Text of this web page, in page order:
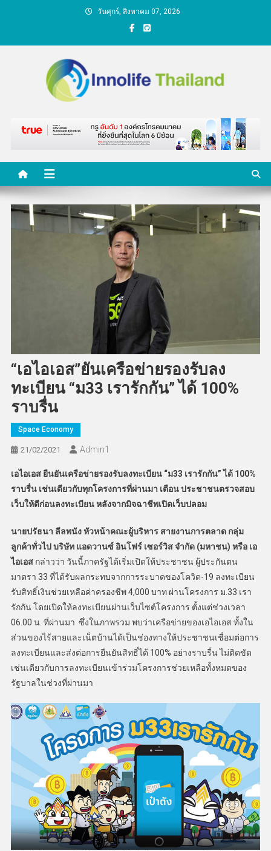
วันศุกร์, สิงหาคม 07, 2026
คนกับความคิด ชีวิตกับ
นวัตกรรม
“เอไอเอส”ยันเครือข่ายรองรับลง
ทะเบียน “ม33 เรารักกัน” ได้ 100%
ราบรื่น
Space Economy
21/02/2021 Admin​1
เอไอเอส ยืนยันเครือข่ายรองรับลงทะเบียน “ม33 เรารักกัน”ได้ 100%
ราบรื่น เช่นเดียวกับทุกโครงการที่ผ่านมา เตือน ประชาชนตรวจสอบ
เว็บให้ดีก่อนลงทะเบียน หลังจากมิจฉาชีพเปิดเว็บปลอม
นายปรัธนา ลีลพนัง หัวหน้าคณะผู้บริหาร สายงานการตลาด กลุ่ม
ลูกค้าทั่วไป บริษัท แอดวานซ์ อินโฟร์ เซอร์วิส จำกัด (มหาชน) หรือ เอ
ไอเอส กล่าวว่า วันนี้ภาครัฐได้เริ่มเปิดให้ประชาชน ผู้ประกันตน
มาตรา 33 ที่ได้รับผลกระทบจากการระบาดของโควิด-19 ลงทะเบียน
รับสิทธิ์เงินช่วยเหลือค่าครองชีพ 4,000 บาท ผ่านโครงการ ม.33 เรา
รักกัน โดยเปิดให้ลงทะเบียนผ่านเว็บไซต์โครงการ ตั้งแต่ช่วงเวลา
06.00 น. ที่ผ่านมา ซึ่งในภาพรวม พบว่าเครือข่ายของเอไอเอส ทั้งใน
ส่วนของไร้สายและเน็ตบ้านได้เป็นช่องทางให้ประชาชนเชื่อมต่อการ
ลงทะเบียนและส่งต่อการยืนยันสิทธิ์ได้ 100% อย่างราบรื่น ไม่ติดขัด
เช่นเดียวกับการลงทะเบียนเข้าร่วมโครงการช่วยเหลือทั้งหมดของ
รัฐบาลในช่วงที่ผ่านมา